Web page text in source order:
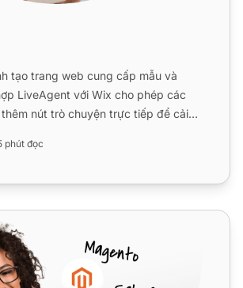
tạo trang web cung cấp mẫu và
LiveAgent với Wix cho phép các
nút trò chuyện trực tiếp để cải
phút đọc